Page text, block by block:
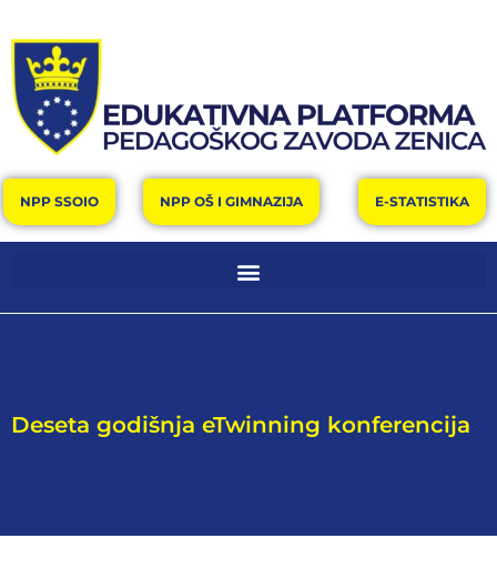
NPP SSOIO NPP OŠ I GIMNAZIJA E-STATISTIKA
Deseta godišnja eTwinning konferencija